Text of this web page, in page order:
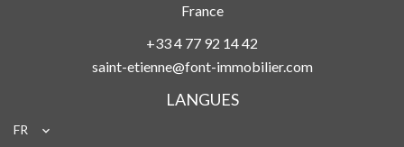
France
+33 4 77 92 14 42
saint-etienne@font-immobilier.com
LANGUES
FR